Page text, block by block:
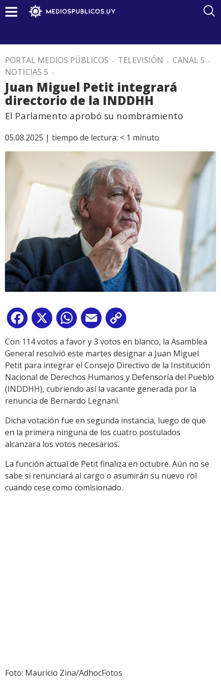
PORTAL MEDIOS PÚBLICOS . TELEVISIÓN . CANAL 5 .
NOTICIAS 5 .
Juan Miguel Petit integrará
directorio de la INDDHH
El Parlamento aprobó su nombramiento
05.08.2025 | tiempo de lectura: < 1 minuto
Facebook
X WhatsApp
Email
Link
Con 114 votos a favor y 3 votos en blanco, la Asamblea
General resolvió este martes designar a Juan Miguel
Petit para integrar el Consejo Directivo de la Institución
Nacional de Derechos Humanos y Defensoría del Pueblo
(INDDHH), cubriendo así la vacante generada por la
renuncia de Bernardo Legnani.
Dicha votación fue en segunda instancia, luego de que
en la primera ninguna de los cuatro postulados
alcanzara los votos necesarios.
La función actual de Petit finaliza en octubre. Aún no se
sabe si renunciará al cargo o asumirán su nuevo rol
cuando cese como comisionado.
Foto: Mauricio Zina/AdhocFotos